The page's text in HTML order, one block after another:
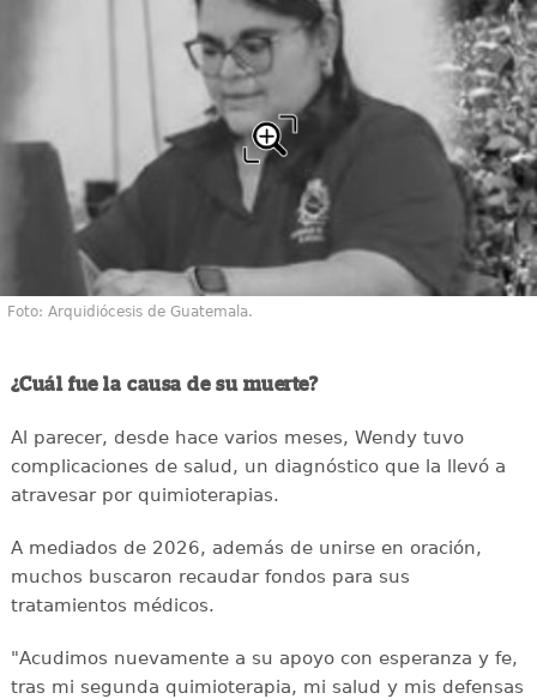
Foto: Arquidiócesis de Guatemala.
¿Cuál fue la causa de su muerte?
Al parecer, desde hace varios meses, Wendy tuvo
complicaciones de salud, un diagnóstico que la llevó a
atravesar por quimioterapias.
A mediados de 2026, además de unirse en oración,
muchos buscaron recaudar fondos para sus
tratamientos médicos.
"Acudimos nuevamente a su apoyo con esperanza y fe,
tras mi segunda quimioterapia, mi salud y mis defensas